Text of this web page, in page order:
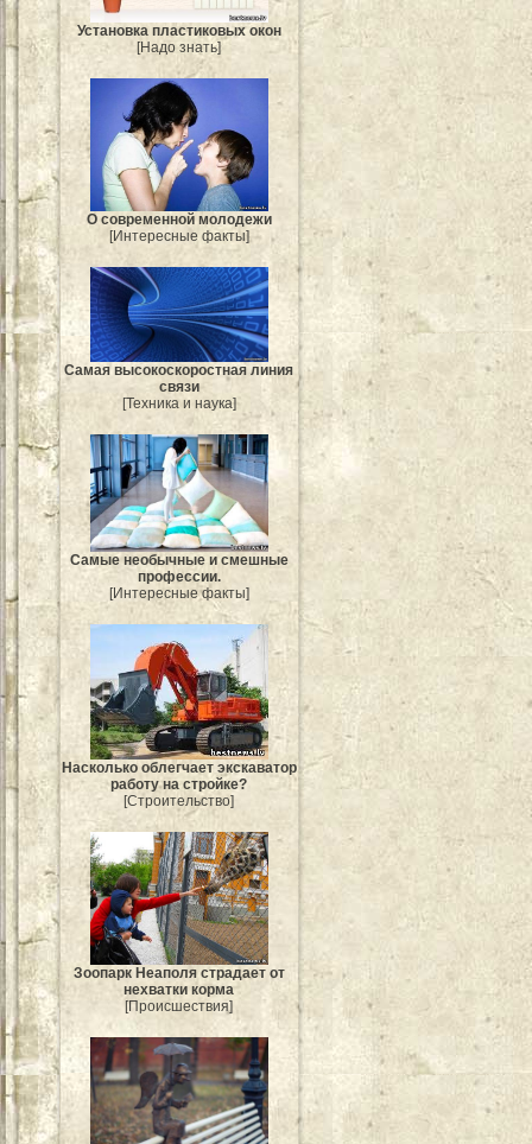
Установка пластиковых окон
[Надо знать]
О современной молодежи
[Интересные факты]
Самая высокоскоростная линия
связи
[Техника и наука]
Самые необычные и смешные
профессии.
[Интересные факты]
Насколько облегчает экскаватор
работу на стройке?
[Строительство]
Зоопарк Неаполя страдает от
нехватки корма
[Происшествия]